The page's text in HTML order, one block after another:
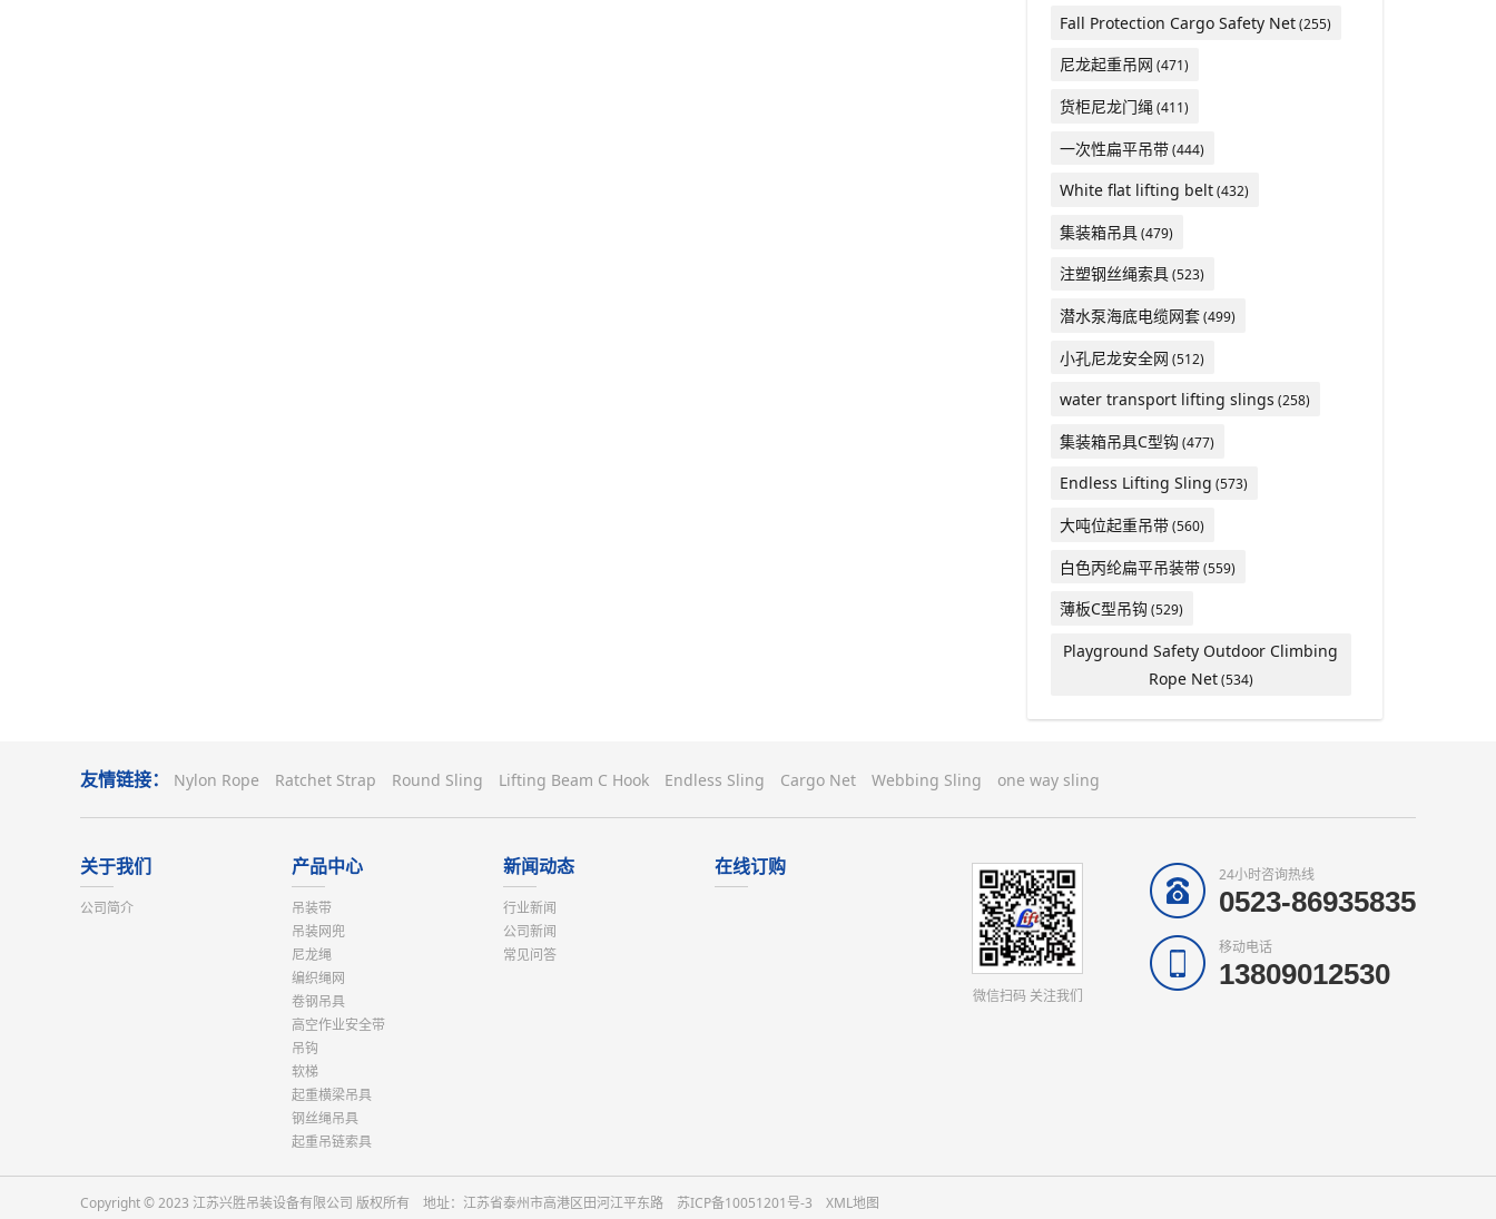
Fall Protection Cargo Safety Net(255)
尼龙起重吊网 (471)
货柜尼龙门绳(411)
一次性扁平吊带(444)
White flat lifting belt(432)
集装箱吊具(479)
注塑钢丝绳索具(523)
潜水泵海底电缆网套(499)
小孔尼龙安全网 (512)
water transport lifting slings (258)
集装箱吊具C型钩 (477)
Endless Lifting Sling (573)
大吨位起重吊带(560)
白色丙纶扁平吊装带(559)
薄板C型吊钩 (529)
Playground Safety Outdoor Climbing
Rope Net(534)
友情链接： Nylon Rope Ratchet Strap Round Sling Lifting Beam C Hook Endless Sling Cargo Net Webbing Sling one way sling
关于我们
公司简介
产品中心
吊装带
吊装网兜
尼龙绳
编织绳网
卷钢吊具
高空作业安全带
吊钩
软梯
起重横梁吊具
钢丝绳吊具
起重吊链索具
新闻动态
行业新闻
公司新闻
常见问答
在线订购
微信扫码 关注我们
24小时咨询热线
0523-86935835
移动电话
13809012530
Copyright © 2023 江苏兴胜吊装设备有限公司 版权所有 地址：江苏省泰州市高港区田河江平东路 苏ICP备10051201号-3 XML地图